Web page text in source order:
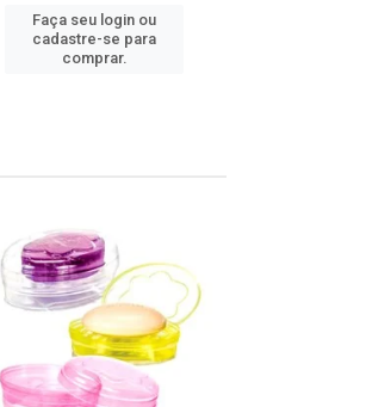
Faça seu login ou
cadastre-se para
comprar.